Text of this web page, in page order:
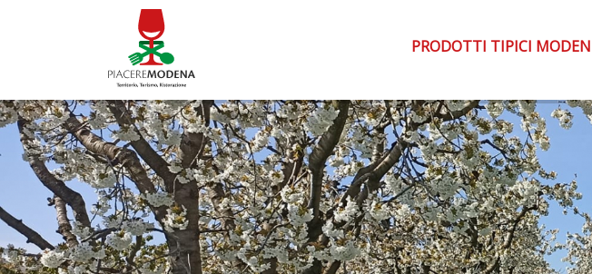
PRODOTTI TIPICI
Contatti